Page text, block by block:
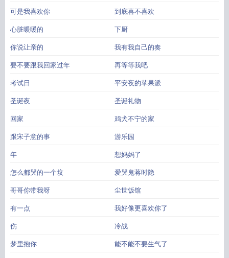
可是我喜欢你 到底喜不喜欢
心脏暖暖的 下厨
你说让亲的 我有我自己的奏
要不要跟我回家过年 再等等我吧
考试日 平安夜的苹果派
圣诞夜 圣诞礼物
回家 鸡犬不宁的家
跟宋子意的事 游乐园
年 想妈妈了
怎么都哭的一个坟 爱哭鬼蒋时隐
哥哥你带我呀 尘世饭馆
有一点 我好像更喜欢你了
伤 冷战
梦里抱你 能不能不要生气了